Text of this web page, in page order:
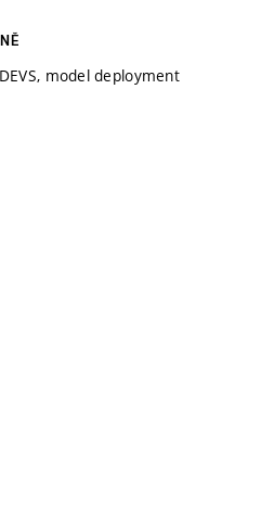
model deployment